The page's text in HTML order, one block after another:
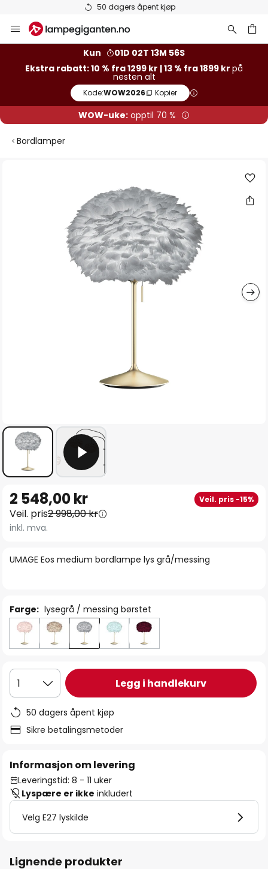
Varer på lager sendes raskt
Hopp
til
Kun
01D 02T 13M 55S
Ekstra rabatt: 10 % fra 1299 kr | 13 % fra 1899 kr på
nesten alt
Kode:WOW2026 Kopier
WOW-uke: opptil 70 %
Bordlamper
begynnelsen
av
UMAGE Eos medium bordlampe lys grå/messing
2 548,00 kr Veil. pris -15%
Veil. pris2 998,00 kr
inkl. mva.
Farge: lysegrå / messing børstet
1 Legg i handlekurv
50 dagers åpent kjøp
Sikre betalingsmetoder
Informasjon om levering
Leveringstid: 8 - 11 uker
Lyspære er ikke inkludert
Velg E27 lyskilde
Lignende produkter